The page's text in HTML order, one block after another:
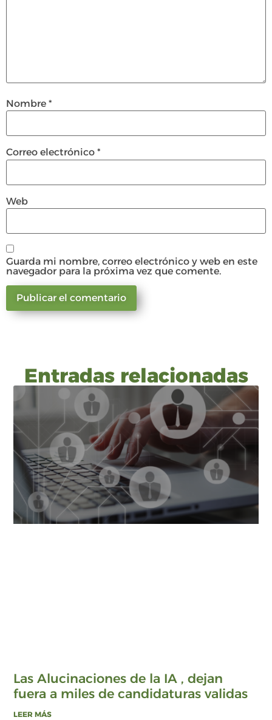
Nombre *
Correo electrónico *
Web
Guarda mi nombre, correo electrónico y web en este
navegador para la próxima vez que comente.
Entradas relacionadas
Las Alucinaciones de la IA , dejan
fuera a miles de candidaturas validas
LEER MÁS